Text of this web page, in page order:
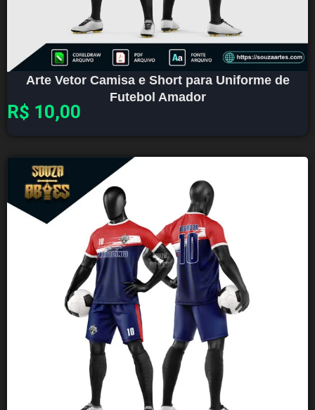
Arte Vetor Camisa e Short para Uniforme de
Futebol Amador
R$ 10,00